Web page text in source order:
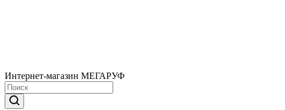
Интернет-магазин МЕГАРУФ